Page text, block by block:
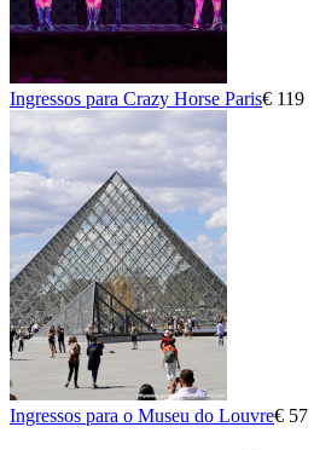
Ingressos para Crazy Horse Paris€ 119
Ingressos para o Museu do Louvre€ 57